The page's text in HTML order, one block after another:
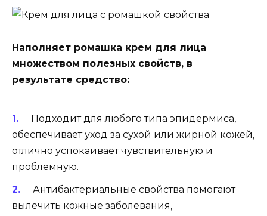
Наполняет ромашка крем для лица
множеством полезных свойств, в
результате средство:
Подходит для любого типа эпидермиса,
обеспечивает уход за сухой или жирной кожей,
отлично успокаивает чувствительную и
проблемную.
Антибактериальные свойства помогают
вылечить кожные заболевания,